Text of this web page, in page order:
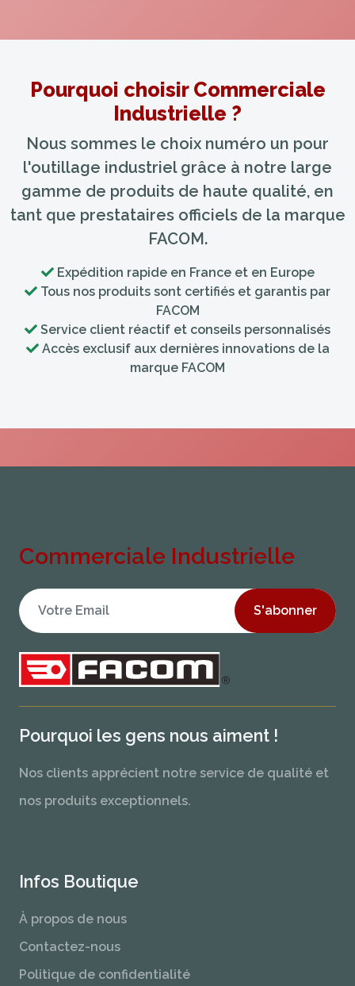
Pourquoi choisir Commerciale
Industrielle ?
Nous sommes le choix numéro un pour
l'outillage industriel grâce à notre large
gamme de produits de haute qualité, en
tant que prestataires officiels de la marque
FACOM.
Expédition rapide en France et en Europe
Tous nos produits sont certifiés et garantis par
FACOM
Service client réactif et conseils personnalisés
Accès exclusif aux dernières innovations de la
marque FACOM
Commerciale Industrielle
S'abonner
Pourquoi les gens nous aiment !
Nos clients apprécient notre service de qualité et
nos produits exceptionnels.
Infos Boutique
À propos de nous
Contactez-nous
Politique de confidentialité